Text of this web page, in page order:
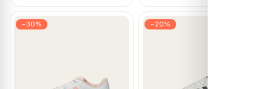
−30% −20%